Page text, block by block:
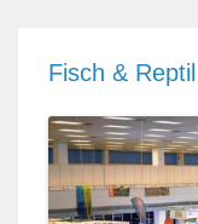
Fisch &